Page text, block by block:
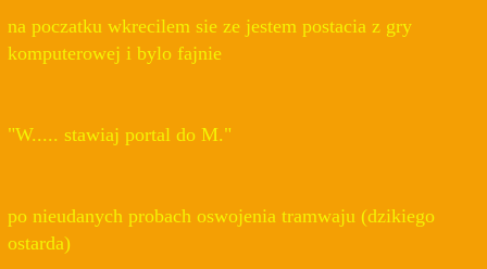
na poczatku wkrecilem sie ze jestem postacia z gry
komputerowej i bylo fajnie
"W..... stawiaj portal do M."
po nieudanych probach oswojenia tramwaju (dzikiego
ostarda)